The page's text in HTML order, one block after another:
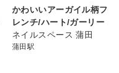
かわいいアーガイル柄フ
レンチ/ハート/ガーリー
ネイルスペース 蒲田
蒲田駅